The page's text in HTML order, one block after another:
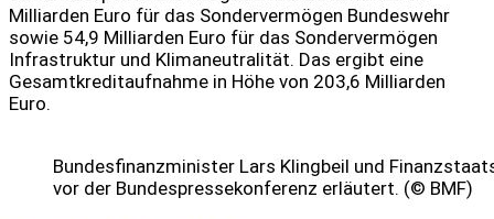
Milliarden Euro für das Sondervermögen Bundeswehr
sowie 54,9 Milliarden Euro für das Sondervermögen
Infrastruktur und Klimaneutralität. Das ergibt eine
Gesamtkreditaufnahme in Höhe von 203,6 Milliarden
Euro.
Bundesfinanzminister Lars Klingbeil und
vor der Bundespressekonferenz erläutert. (© BMF)